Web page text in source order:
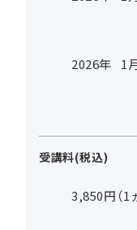
2026年 1
受講料(税込)
3,850円（1